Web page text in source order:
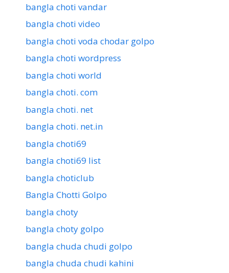
bangla choti vandar
bangla choti video
bangla choti voda chodar golpo
bangla choti wordpress
bangla choti world
bangla choti. com
bangla choti. net
bangla choti. net.in
bangla choti69
bangla choti69 list
bangla choticlub
Bangla Chotti Golpo
bangla choty
bangla choty golpo
bangla chuda chudi golpo
bangla chuda chudi kahini